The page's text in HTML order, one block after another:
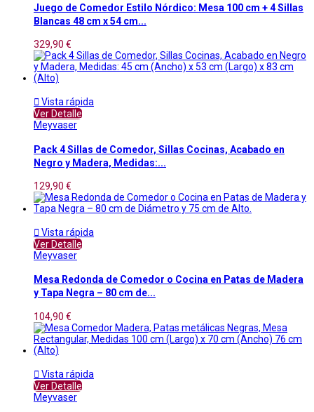
Juego de Comedor Estilo Nórdico: Mesa 100 cm + 4 Sillas
Blancas 48 cm x 54 cm...
329,90 €
 Vista rápida
Ver Detalle
Meyvaser
Pack 4 Sillas de Comedor, Sillas Cocinas, Acabado en
Negro y Madera, Medidas:...
129,90 €
 Vista rápida
Ver Detalle
Meyvaser
Mesa Redonda de Comedor o Cocina en Patas de Madera
y Tapa Negra – 80 cm de...
104,90 €
 Vista rápida
Ver Detalle
Meyvaser